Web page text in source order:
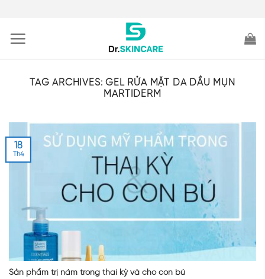
content
TAG ARCHIVES:GEL RỬA MẶT DA DẦU MỤN
MARTIDERM
Sản phẩm trị nám trong thai kỳ và cho con bú
18
Th4